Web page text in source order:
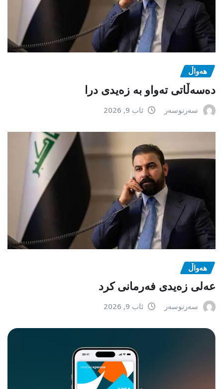
هەواڵ
دەسەڵاتی تەواو بە زەیدی درا
سەرنوسەر ئاب 9, 2026
هەواڵ
عەلی زەیدی فەرمانی کرد
سەرنوسەر ئاب 9, 2026